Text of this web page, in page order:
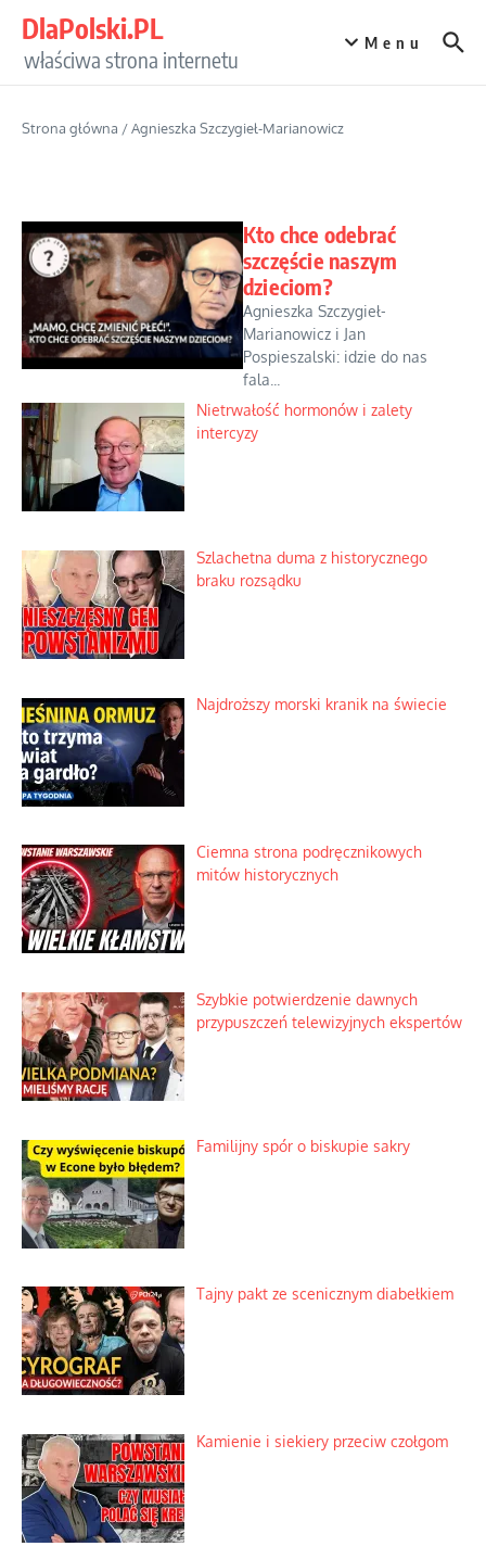
DlaPolski.PL
właściwa strona internetu
Menu
Strona główna /Agnieszka Szczygieł-Marianowicz
Kto chce odebrać
szczęście naszym
dzieciom?
Agnieszka Szczygieł-
Marianowicz i Jan
Pospieszalski: idzie do nas
fala...
Nietrwałość hormonów i zalety
intercyzy
Szlachetna duma z historycznego
braku rozsądku
Najdroższy morski kranik na świecie
Ciemna strona podręcznikowych
mitów historycznych
Szybkie potwierdzenie dawnych
przypuszczeń telewizyjnych ekspertów
Familijny spór o biskupie sakry
Tajny pakt ze scenicznym diabełkiem
Kamienie i siekiery przeciw czołgom